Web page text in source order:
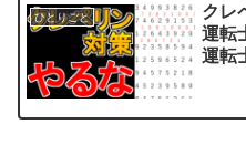
ひとりごと
クレ
運転
運転